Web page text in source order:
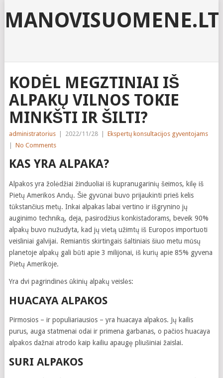
MANOVISUOMENE.LT
KODĖL MEGZTINIAI IŠ
ALPAKŲ VILNOS TOKIE
MINKŠTI IR ŠILTI?
administratorius 2022/11/28
Ekspertų konsultacijos gyventojams
No Comments
KAS YRA ALPAKA?
Alpakos yra žolėdžiai žinduoliai iš kupranugarinių šeimos, kilę iš
Pietų Amerikos Andų. Šie gyvūnai buvo prijaukinti prieš kelis
tūkstančius metų. Inkai alpakas labai vertino ir išgrynino jų
auginimo techniką, deja, pasirodžius konkistadorams, beveik 90%
alpakų buvo nužudyta, kad jų vietą užimtų iš Europos importuoti
veisliniai galvijai. Remiantis skirtingais šaltiniais šiuo metu mūsų
planetoje alpakų gali būti apie 3 milijonai, iš kurių apie 85% gyvena
Pietų Amerikoje.
Yra dvi pagrindinės ūkinių alpakų veislės:
HUACAYA ALPAKOS
Pirmosios – ir populiariausios – yra huacaya alpakos. Jų kailis
purus, auga statmenai odai ir primena garbanas, o pačios huacaya
alpakos dažnai atrodo kaip kailiu apaugę pliušiniai žaislai.
SURI ALPAKOS